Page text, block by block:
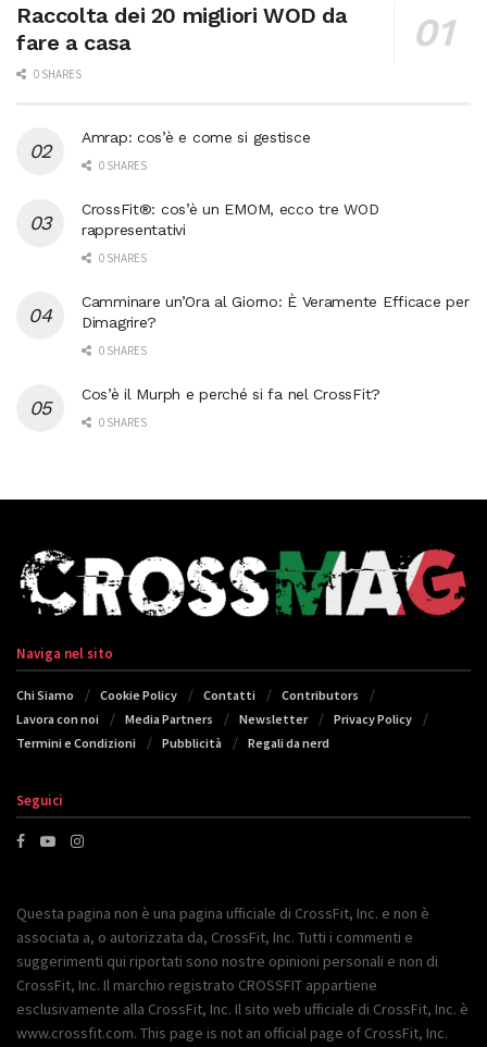
Raccolta dei 20 migliori WOD da
fare a casa
0 SHARES
Amrap: cos’è e come si gestisce
0 SHARES
CrossFit®: cos’è un EMOM, ecco tre WOD
rappresentativi
0 SHARES
Camminare un’Ora al Giorno: È Veramente Efficace per
Dimagrire?
0 SHARES
Cos’è il Murph e perché si fa nel CrossFit?
0 SHARES
Naviga nel sito
Chi Siamo Cookie Policy Contatti
Contributors
Lavora con noi
Media Partners Newsletter
Privacy Policy
Termini e Condizioni
Pubblicità Regali da nerd
Seguici
Questa pagina non è una pagina ufficiale di CrossFit, Inc. e non è
associata a, o autorizzata da, CrossFit, Inc. Tutti i commenti e
suggerimenti qui riportati sono nostre opinioni personali e non di
CrossFit, Inc. Il marchio registrato CROSSFIT appartiene
esclusivamente alla CrossFit, Inc. Il sito web ufficiale di CrossFit, Inc. è
www.crossfit.com. This page is not an official page of CrossFit, Inc.